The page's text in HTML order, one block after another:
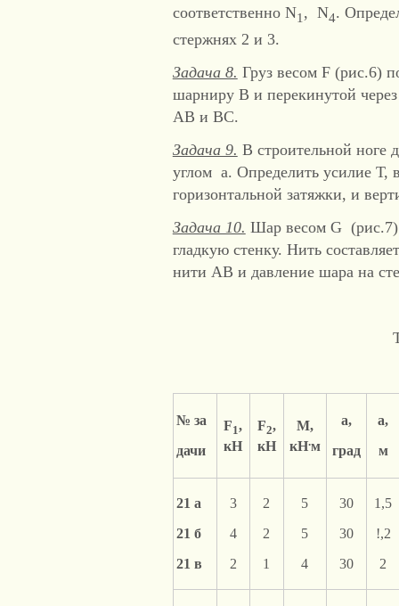
соответственно N1 , N4.
стержнях 2 и 3.
Задача 8. Груз весом F (рис.6)
шарниру В и перекинутой
АВ и ВС.
Задача 9. В строительной ноге
углом a. Определить усилие Т,
горизонтальной затяжки, и
Задача 10. Шар весом G
гладкую стенку. Нить
нити АВ и давление шара на
№ за
дачи
F1,
кН
F2,
кН
М,
кН.м
a,
град
а,
м
21 а
21 б
21 в
3
4
2
2
2
1
5
5
4
30
30
30
1,5
!,2
2